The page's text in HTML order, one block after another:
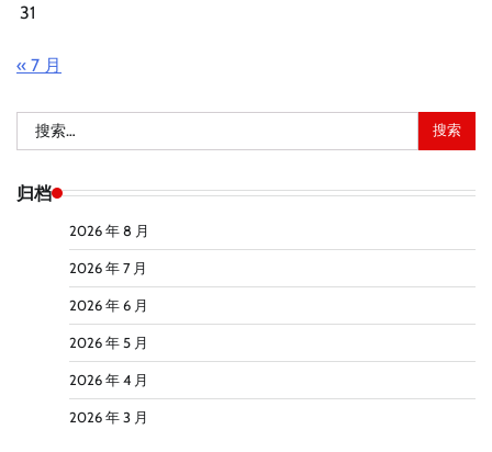
31
« 7 月
索：
归档
2026 年 8 月
2026 年 7 月
2026 年 6 月
2026 年 5 月
2026 年 4 月
2026 年 3 月